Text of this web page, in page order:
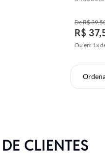
R$
R$
Ou em 1x
CLIENTES